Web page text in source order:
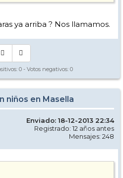
ya arriba ? Nos llamamos.
0 - Votos negativos: 0
niños en Masella
Enviado: 18-12-2013 22:34
Registrado: 12 años antes
Mensajes: 248